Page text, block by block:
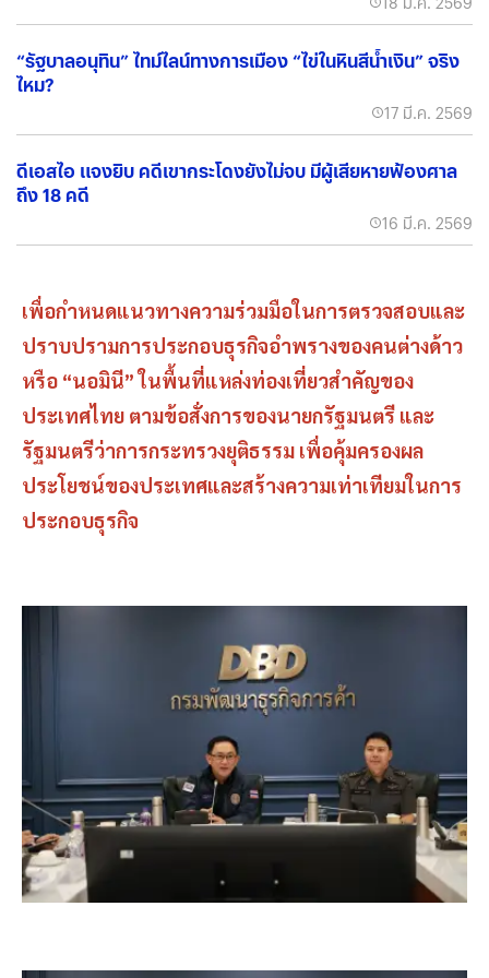
“รัฐบาลอนุทิน” ไทม์ไลน์ทางการเมือง “ไข่ในหินสีน้ำเงิน” จริง
ไหม?
17 มี.ค. 2569
ดีเอสไอ แจงยิบ คดีเขากระโดงยังไม่จบ มีผู้เสียหายฟ้องศาล
ถึง 18 คดี
16 มี.ค. 2569
เพื่อกำหนดแนวทางความร่วมมือในการตรวจสอบและ
ปราบปรามการประกอบธุรกิจอำพรางของคนต่างด้าว
หรือ “นอมินี” ในพื้นที่แหล่งท่องเที่ยวสำคัญของ
ประเทศไทย ตามข้อสั่งการของนายกรัฐมนตรี และ
รัฐมนตรีว่าการกระทรวงยุติธรรม เพื่อคุ้มครองผล
ประโยชน์ของประเทศและสร้างความเท่าเทียมในการ
ประกอบธุรกิจ